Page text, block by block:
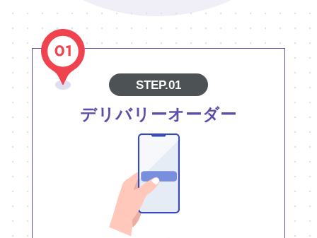
STEP.01
デリバリーオーダー